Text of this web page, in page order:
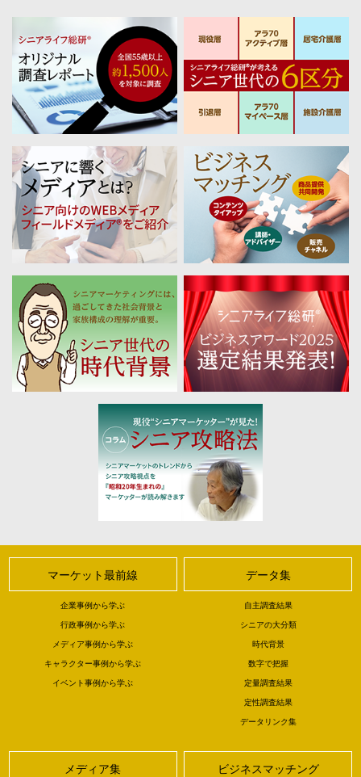
マーケット最前線
企業事例から学ぶ
行政事例から学ぶ
メディア事例から学ぶ
キャラクター事例から学ぶ
イベント事例から学ぶ
データ集
自主調査結果
シニアの大分類
時代背景
数字で把握
定量調査結果
定性調査結果
データリンク集
メディア集 ビジネスマッチング